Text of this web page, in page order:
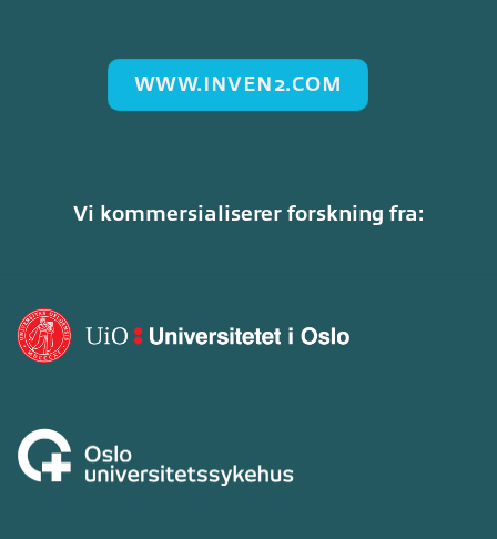
WWW.INVEN2.COM
Vi kommersialiserer forskning fra: